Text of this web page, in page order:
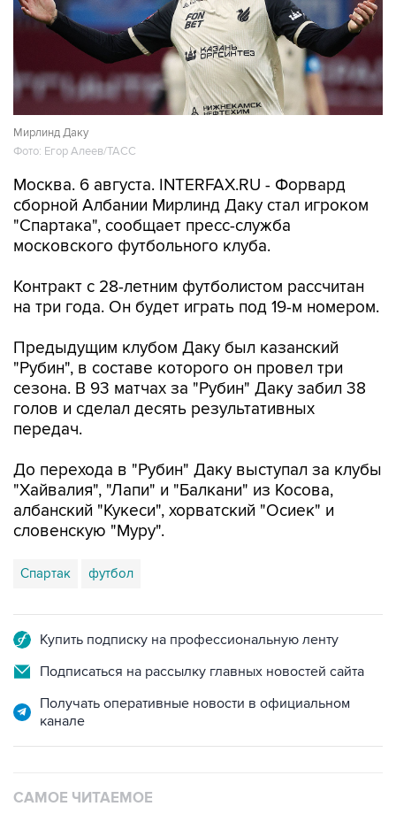
Мирлинд Даку
Фото: Егор Алеев/ТАСС
Москва. 6 августа. INTERFAX.RU - Форвард
сборной Албании Мирлинд Даку стал игроком
"Спартака", сообщает пресс-служба
московского футбольного клуба.
Контракт с 28-летним футболистом рассчитан
на три года. Он будет играть под 19-м номером.
Предыдущим клубом Даку был казанский
"Рубин", в составе которого он провел три
сезона. В 93 матчах за "Рубин" Даку забил 38
голов и сделал десять результативных
передач.
До перехода в "Рубин" Даку выступал за клубы
"Хайвалия", "Лапи" и "Балкани" из Косова,
албанский "Кукеси", хорватский "Осиек" и
словенскую "Муру".
Спартак футбол
Купить подписку на профессиональную ленту
Подписаться на рассылку главных новостей сайта
Получать оперативные новости в официальном
канале
САМОЕ ЧИТАЕМОЕ